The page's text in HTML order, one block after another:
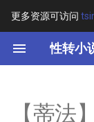
更多资源可访问
性转小
键
【蒂法